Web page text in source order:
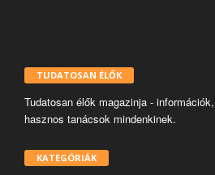
TUDATOSAN ÉLŐK
Tudatosan élők magazinja -
hasznos tanácsok mindenkinek.
KATEGÓRIÁK